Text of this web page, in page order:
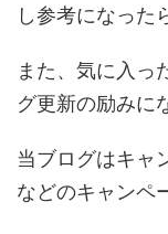
し参考になった
また、気に入っ
グ更新の励みに
当ブログはキャ
などのキャンペ